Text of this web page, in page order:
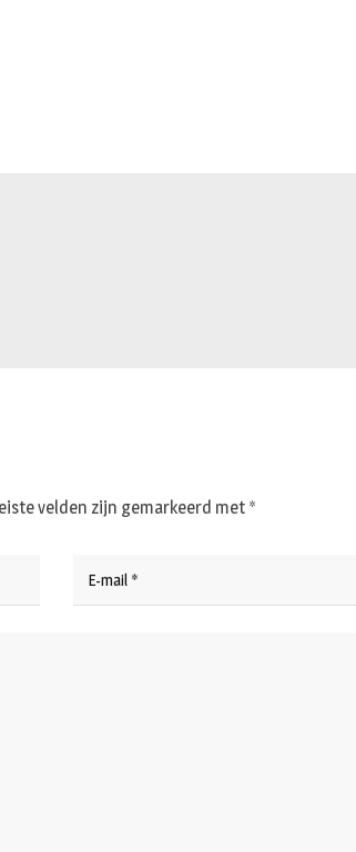
velden zijn gemarkeerd met *